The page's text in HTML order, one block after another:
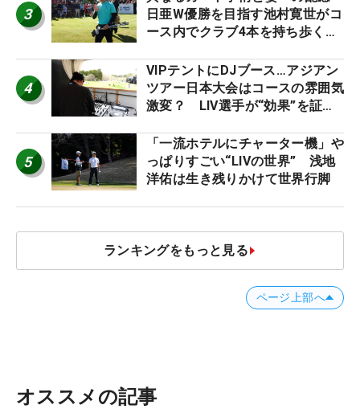
3
日亜W優勝を目指す池村寛世がコ
ース内でクラブ4本を持ち歩く理
4
VIPテントにDJブース…アジアン
ツアー日本大会はコースの雰囲気
激変？ LIV選手が“効果”を証言
5
「一流ホテルにチャーター機」や
っぱりすごい“LIVの世界” 浅地
洋佑は生き残りかけて世界行脚
ランキングをもっと見る
ページ上部へ
オススメの記事